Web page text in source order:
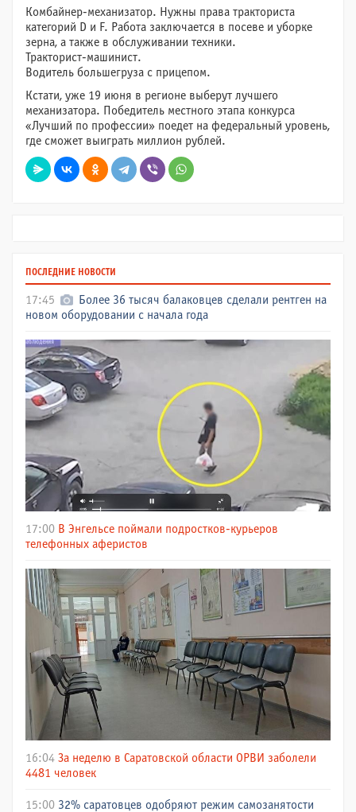
Комбайнер-механизатор. Нужны права тракториста
категорий D и F. Работа заключается в посеве и уборке
зерна, а также в обслуживании техники.
Тракторист-машинист.
Водитель большегруза с прицепом.
Кстати, уже 19 июня в регионе выберут лучшего
механизатора. Победитель местного этапа конкурса
«Лучший по профессии» поедет на федеральный уровень,
где сможет выиграть миллион рублей.
ПОСЛЕДНИЕ НОВОСТИ
17:45
Более 36 тысяч балаковцев сделали рентген на
новом оборудовании с начала года
17:00 В Энгельсе поймали подростков-курьеров
телефонных аферистов
16:04 За неделю в Саратовской области ОРВИ заболели
4481 человек
15:00 32% саратовцев одобряют режим самозанятости